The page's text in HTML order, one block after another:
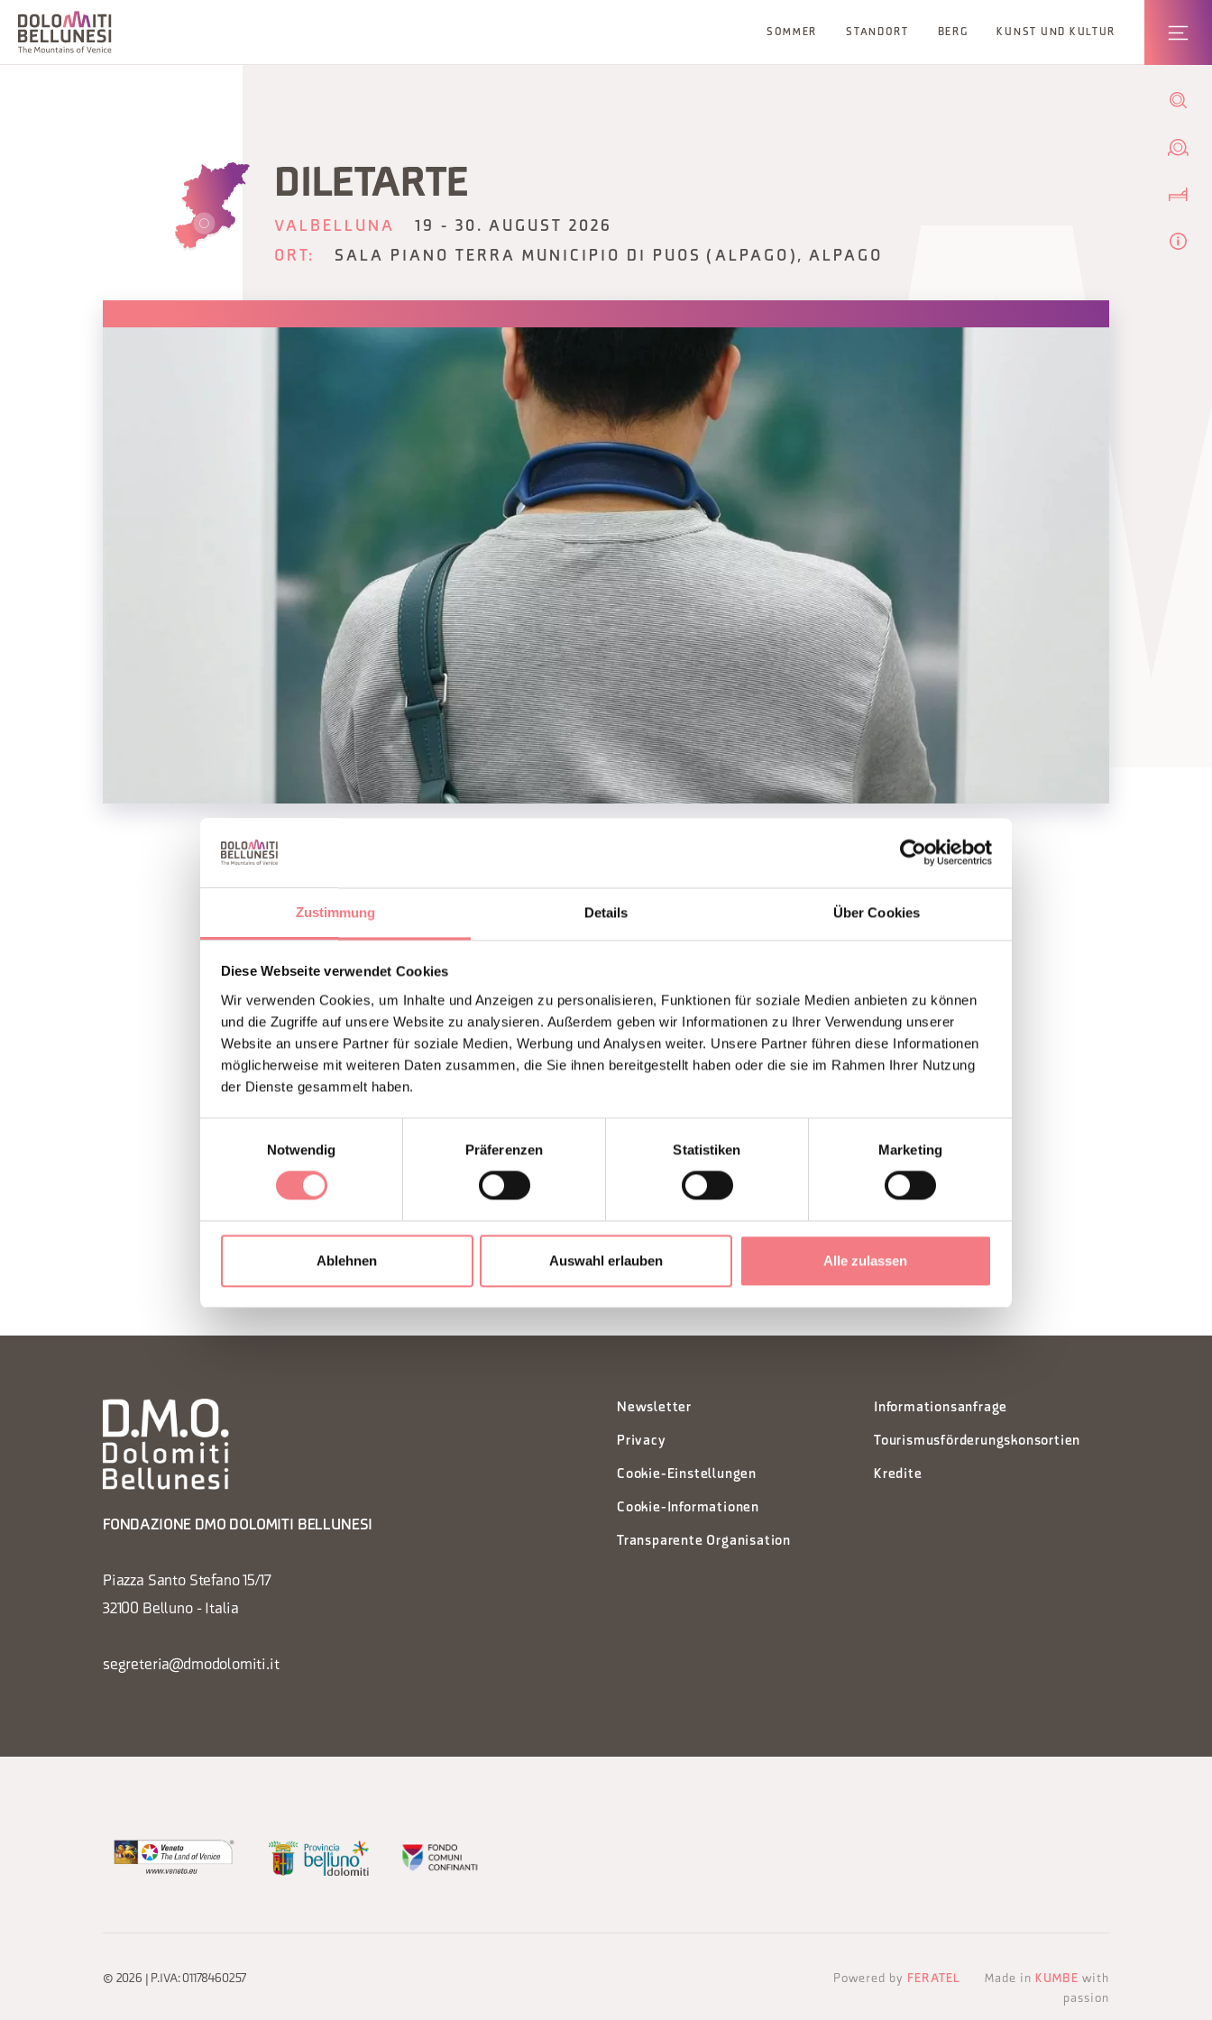
Zustimmung Details Über Cookies
Diese Webseite verwendet Cookies
Wir verwenden Cookies, um Inhalte und Anzeigen zu personalisieren, Funktionen für soziale Medien anbieten zu können
und die Zugriffe auf unsere Website zu analysieren. Außerdem geben wir Informationen zu Ihrer Verwendung unserer
Website an unsere Partner für soziale Medien, Werbung und Analysen weiter. Unsere Partner führen diese Informationen
möglicherweise mit weiteren Daten zusammen, die Sie ihnen bereitgestellt haben oder die sie im Rahmen Ihrer Nutzung
der Dienste gesammelt haben.
Notwendig
Präferenzen Statistiken Marketing
Ablehnen Auswahl erlauben Alle zulassen
SOMMER STANDORT BERG KUNST UND KULTUR
DILETARTE
VALBELLUNA
19 - 30. AUGUST 2026
ORT:
SALA PIANO TERRA MUNICIPIO DI PUOS (ALPAGO), ALPAGO
Künstlerische Ausstellung, die seit über zwanzig Jahren von der Pro Loco von Puos während der Zeit
der Sagra organisiert wird. 19. August um 20.30 Uhr Eröffnung Tel. 346 8793681 - Org. PRO LOCO PUOS
D’ALPAGO
Diletarte
So erreichen Sie uns
INFORMATIONEN ANFORDERN
FONDAZIONE DMO DOLOMITI BELLUNESI
Piazza Santo Stefano 15/17
32100 Belluno - Italia
segreteria@dmodolomiti.it
Newsletter
Privacy
Cookie-Einstellungen
Cookie-Informationen
Transparente Organisation
Informationsanfrage
Tourismusförderungskonsortien
Kredite
© 2026 | P.IVA: 01178460257 Powered by FERATEL Made in KUMBE with
passion